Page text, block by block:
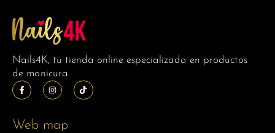
Nails4K, tu tienda online especializada en productos
de manicura.
Web map